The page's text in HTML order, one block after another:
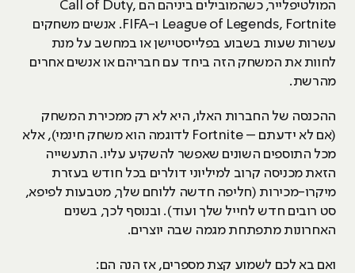
המולטיפלייר, כשהמובילים ביניהם הם Call of Duty,
League of Legends, Fortnite ו-FIFA. אנשים משחקים
עשרות שעות בשבוע בפלייסטיישן או במחשב על מנת
לחוות את המשחק הזה ביחד עם חבריהם או אנשים אחרים
מהרשת.
ההכנסה של החברות האלו, היא לא רק ממכירת המשחק
(אם לא ידעתם – Fortnite לדוגמה הוא משחק חינמי), אלא
מכל התוספים השונים שאפשר להשקיע עליו. התעשייה
הזאת מכניסה קרוב למיליוני דולרים בכל חודש בעזרת
מיקרו-מכירות (חליפה חדשה ללוחם שלך, מטבעות לפיפא,
סט רובים חדש לחייל שלך ועוד). ובנוסף לכך, בשנים
האחרונות מתפתחת מגמה שבה יוצרים.
ואם בא לכם לשמוע קצת מספרים, אז הנה הם: